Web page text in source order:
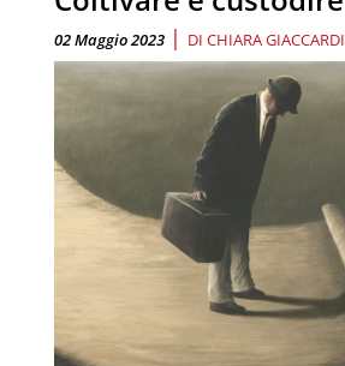
02 Maggio 2023 | DI CHIARA GIACCARDI